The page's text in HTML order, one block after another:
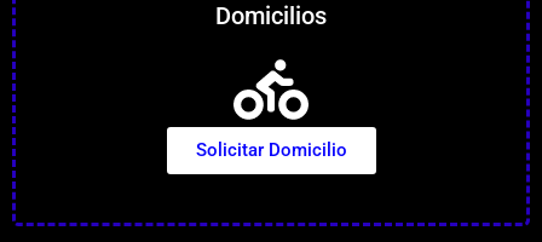
Domicilios
Solicitar Domicilio